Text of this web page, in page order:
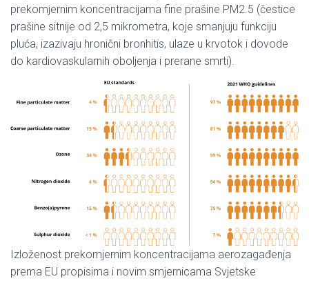
prekomjernim koncentracijama fine prašine PM2.5 (čestice
prašine sitnije od 2,5 mikrometra, koje smanjuju funkciju
pluća, izazivaju hronični bronhitis, ulaze u krvotok i dovode
do kardiovaskularnih oboljenja i prerane smrti).
Izloženost prekomjernim koncentracijama aerozagađenja
prema EU propisima i novim smjernicama Svjetske